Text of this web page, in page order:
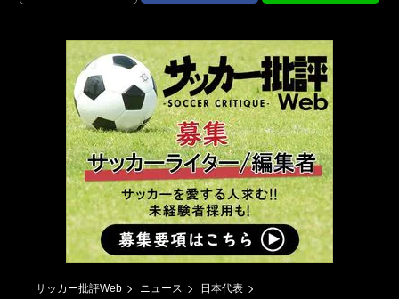
サッカー批評Web ニュース
日本代表